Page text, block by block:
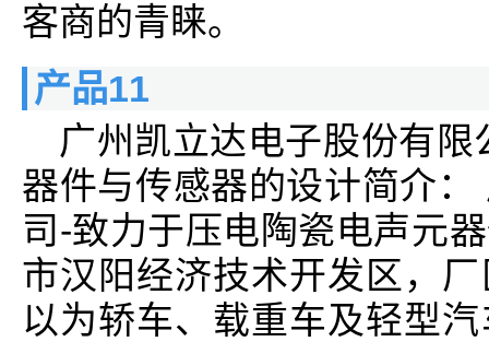
客商的青睐。
产品11
广州凯立达电子股份有
器件与传感器的设计简介
司-致力于压电陶瓷电声元
市汉阳经济技术开发区，
以为轿车、载重车及轻型